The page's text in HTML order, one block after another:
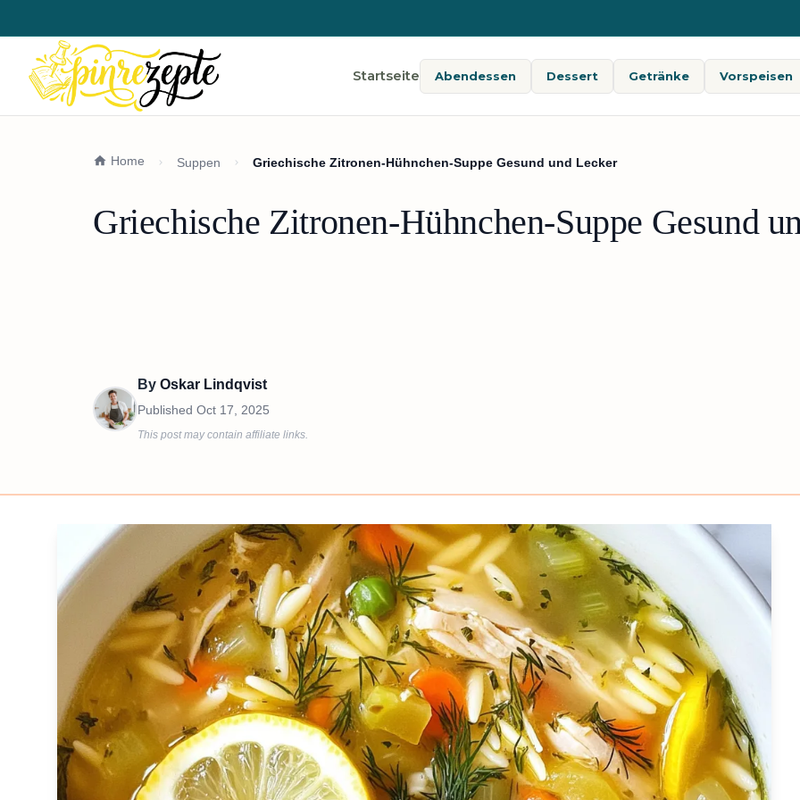
Startseite Abendessen Dessert Getränke Vorspeisen
Home Suppen Griechische Zitronen-Hühnchen-Suppe Gesund und Lecker
Griechische Zitronen-Hühnchen-Suppe Gesund
By Oskar Lindqvist
Published Oct 17, 2025
This post may contain affiliate links.